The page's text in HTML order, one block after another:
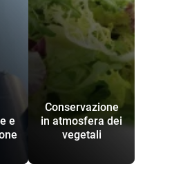
e
Conservazione
in atmosfera dei
vegetali